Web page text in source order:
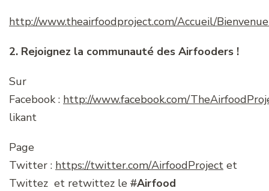
http://www.theairfoodproject.com/Accueil/
2. Rejoignez la communauté des Airfooders !
Sur
Facebook : http://www.facebook.com/
likant
Page
Twitter : https://twitter.com/AirfoodProject et
Twittez et retwittez le #Airfood